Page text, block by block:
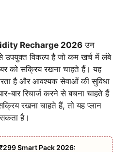
Recharge 2026 उन
उपयुक्त विकल्प है जो कम खर्च में लंबे
को सक्रिय रखना चाहते हैं। यह
है और आवश्यक सेवाओं की सुविधा
बार रिचार्ज करने से बचना चाहते हैं
रखना चाहते हैं, तो यह प्लान
है।
Smart Pack 2026: